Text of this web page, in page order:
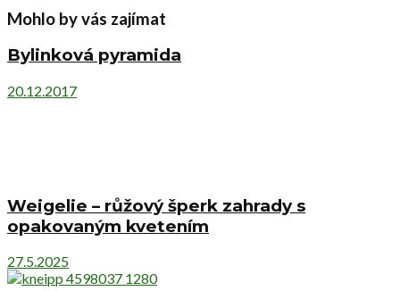
Mohlo by vás zajímat
Bylinková pyramida
20.12.2017
Weigelie – růžový šperk zahrady s
opakovaným kvetením
27.5.2025